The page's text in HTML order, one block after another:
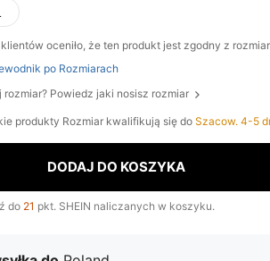
klientów oceniło, że ten produkt jest zgodny z
po Rozmiarach
rozmiar? Powiedz jaki nosisz rozmiar
produkty Rozmiar kwalifikują się do Szacow. 4-5
DODAJ DO KOSZYKA
do 21 pkt. SHEIN naliczanych w koszyku.